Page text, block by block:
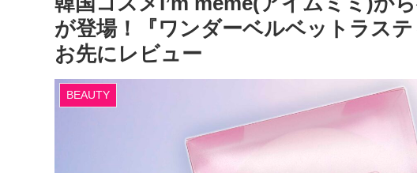
が登場！『ワンダーベルベットラス
お先にレビュー
BEAUTY